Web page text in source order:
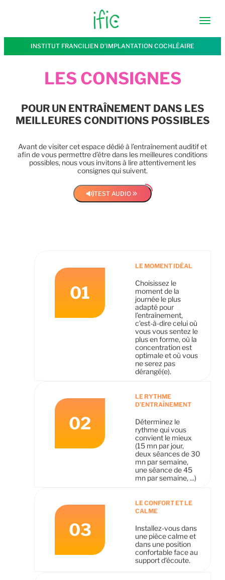
INSTITUT FRANCILIEN D’IMPLANTATION COCHLÉAIRE
LES CONSIGNES
POUR UN ENTRAÎNEMENT DANS LES
MEILLEURES CONDITIONS POSSIBLES
Avant de visiter cet espace dédié à l’entraînement auditif et
afin de vous permettre d’être dans les meilleures conditions
possibles, nous vous invitons à lire attentivement les
consignes qui suivent.
volumeTEST AUDIO
01
LE MOMENT IDÉAL
Choisissez le
moment de la
journée le plus
adapté pour
l’entraînement,
c’est-à-dire celui où
vous vous sentez le
plus en forme, où la
concentration est
optimale et où vous
ne serez pas
dérangé(e).
02
LE RYTHME
D’ENTRAÎNEMENT
Déterminez le
rythme qui vous
convient le mieux
(15 mn par jour,
deux séances de 30
mn par semaine,
une séance de 45
mn par semaine, ...)
03
LE CONFORT ET LE
CALME
Installez-vous dans
une pièce calme et
dans une position
confortable face au
support d’écoute.